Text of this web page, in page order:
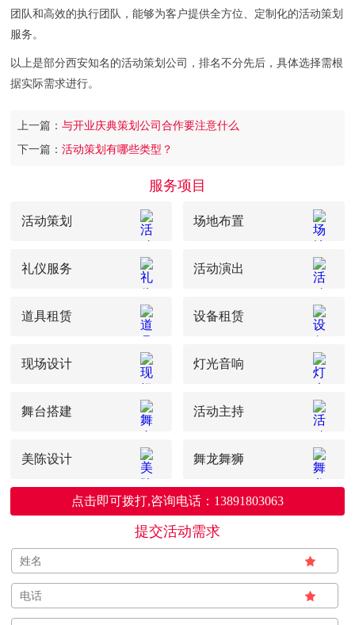
团队和高效的执行团队，能够为客户提供全方位、定制化的活动策划
服务。
以上是部分西安知名的活动策划公司，排名不分先后，具体选择需根
据实际需求进行。
上一篇：与开业庆典策划公司合作要注意什么
下一篇：活动策划有哪些类型？
服务项目
活动策划 场地布置
礼仪服务 活动演出
道具租赁 设备租赁
现场设计 灯光音响
舞台搭建 活动主持
美陈设计 舞龙舞狮
点击即可拨打,咨询电话：13891803063
提交活动需求